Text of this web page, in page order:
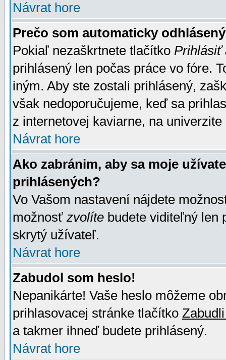
Návrat hore
Prečo som automaticky
Pokiaľ nezaškrtnete tlačítko Prihlásiť
prihlásený len počas práce vo fóre.
iným. Aby ste zostali prihlásený,
však nedoporučujeme, keď sa
z internetovej kaviarne, na univerzite
Návrat hore
Ako zabránim, aby sa moje
prihlásených?
Vo Vašom nastavení nájdete
možnosť zvolíte budete viditeľný len
skrytý užívateľ.
Návrat hore
Zabudol som heslo!
Nepanikárte! Vaše heslo môžeme
prihlasovacej stránke tlačítko
a takmer ihneď budete prihlásený.
Návrat hore